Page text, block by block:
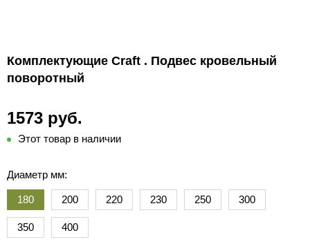
Комплектующие Craft . Подвес кровельный
поворотный
1573 руб.
Этот товар в наличии
Диаметр мм:
180 200 220 230 250 300
350 400